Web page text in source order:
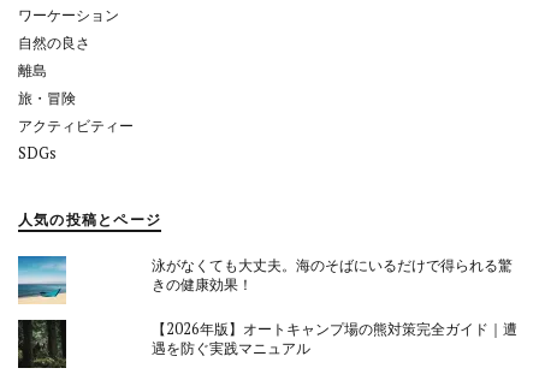
ワーケーション
自然の良さ
離島
旅・冒険
アクティビティー
SDGs
人気の投稿とページ
泳がなくても大丈夫。海のそばにいるだけで得られる驚
きの健康効果！
【2026年版】オートキャンプ場の熊対策完全ガイド｜遭
遇を防ぐ実践マニュアル